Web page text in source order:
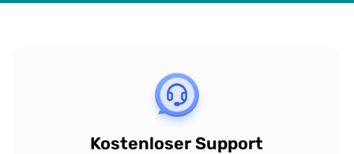
Kostenloser Support